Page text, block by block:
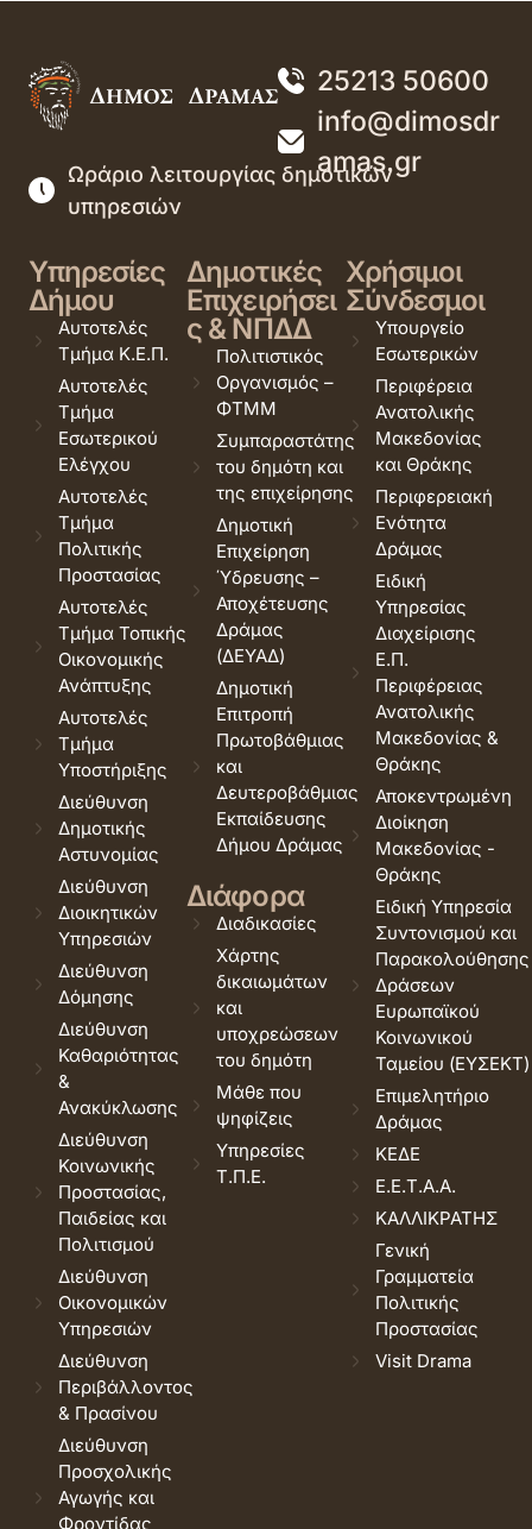
25213 50600
info@dimosdr
amas.gr
Ωράριο λειτουργίας δημοτικών
υπηρεσιών
Υπηρεσίες
Δήμου
Αυτοτελές
Τμήμα Κ.Ε.Π.
Αυτοτελές
Τμήμα
Εσωτερικού
Ελέγχου
Αυτοτελές
Τμήμα
Πολιτικής
Προστασίας
Αυτοτελές
Τμήμα Τοπικής
Οικονομικής
Ανάπτυξης
Αυτοτελές
Τμήμα
Υποστήριξης
Διεύθυνση
Δημοτικής
Αστυνομίας
Διεύθυνση
Διοικητικών
Υπηρεσιών
Διεύθυνση
Δόμησης
Διεύθυνση
Καθαριότητας
&
Ανακύκλωσης
Διεύθυνση
Κοινωνικής
Προστασίας,
Παιδείας και
Πολιτισμού
Διεύθυνση
Οικονομικών
Υπηρεσιών
Διεύθυνση
Περιβάλλοντος
& Πρασίνου
Διεύθυνση
Προσχολικής
Αγωγής και
Φροντίδας
Δημοτικές
Επιχειρήσει
ς & ΝΠΔΔ
Πολιτιστικός
Οργανισμός –
ΦΤΜΜ
Συμπαραστάτης
του δημότη και
της επιχείρησης
Δημοτική
Επιχείρηση
Ύδρευσης –
Αποχέτευσης
Δράμας
(ΔΕΥΑΔ)
Δημοτική
Επιτροπή
Πρωτοβάθμιας
και
Δευτεροβάθμιας
Εκπαίδευσης
Δήμου Δράμας
Διάφορα
Διαδικασίες
Χάρτης
δικαιωμάτων
και
υποχρεώσεων
του δημότη
Μάθε που
ψηφίζεις
Υπηρεσίες
Τ.Π.Ε.
Χρήσιμοι
Σύνδεσμοι
Υπουργείο
Εσωτερικών
Περιφέρεια
Ανατολικής
Μακεδονίας
και Θράκης
Περιφερειακή
Ενότητα
Δράμας
Ειδική
Υπηρεσίας
Διαχείρισης
Ε.Π.
Περιφέρειας
Ανατολικής
Μακεδονίας &
Θράκης
Αποκεντρωμένη
Διοίκηση
Μακεδονίας -
Θράκης
Ειδική Υπηρεσία
Συντονισμού και
Παρακολούθησης
Δράσεων
Ευρωπαϊκού
Κοινωνικού
Ταμείου (ΕΥΣΕΚΤ)
Επιμελητήριο
Δράμας
ΚΕΔΕ
Ε.Ε.Τ.Α.Α.
ΚΑΛΛΙΚΡΑΤΗΣ
Γενική
Γραμματεία
Πολιτικής
Προστασίας
Visit Drama